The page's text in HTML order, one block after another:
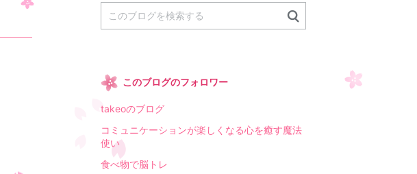
このブログのフォロワー
takeoのブログ
コミュニケーションが楽しくなる心を癒す魔法
使い
食べ物で脳トレ